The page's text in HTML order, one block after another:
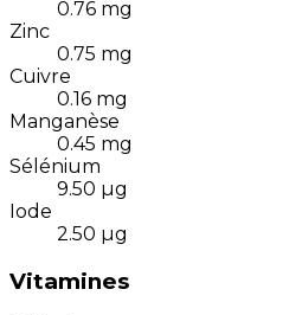
0.76 mg
Zinc
0.75 mg
Cuivre
0.16 mg
Manganèse
0.45 mg
Sélénium
9.50 µg
Iode
2.50 µg
Vitamines